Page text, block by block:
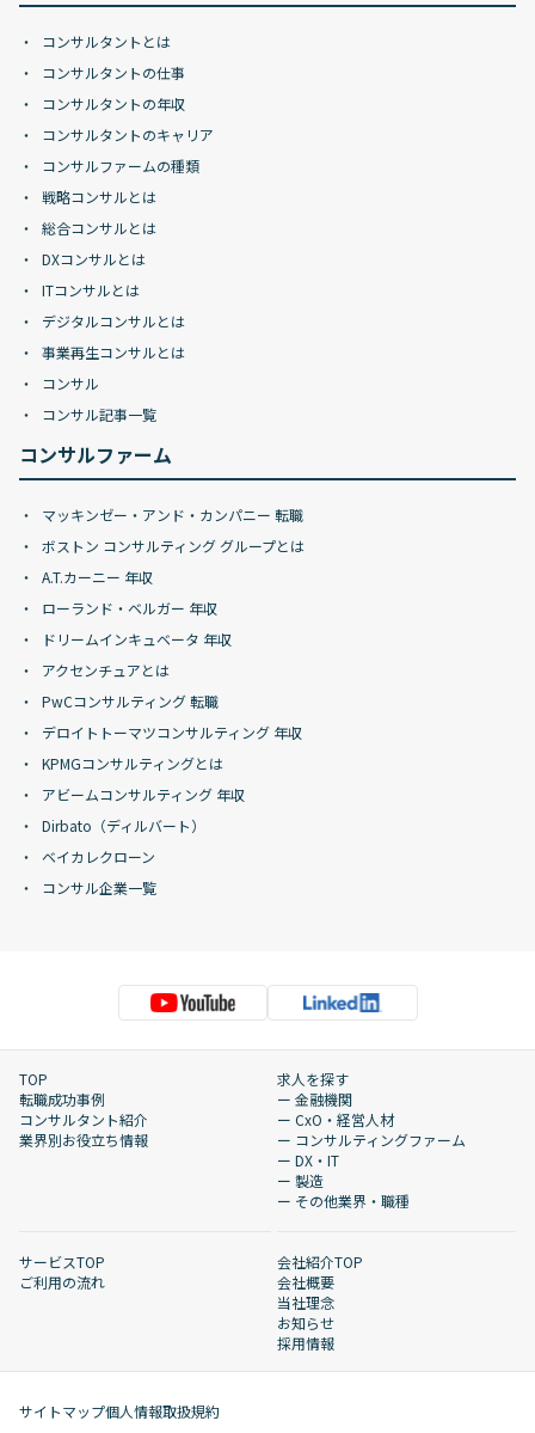
コンサルタントとは
コンサルタントの仕事
コンサルタントの年収
コンサルタントのキャリア
コンサルファームの種類
戦略コンサルとは
総合コンサルとは
DXコンサルとは
ITコンサルとは
デジタルコンサルとは
事業再生コンサルとは
コンサル
コンサル記事一覧
コンサルファーム
マッキンゼー・アンド・カンパニー 転職
ボストン コンサルティング グループとは
A.T.カーニー 年収
ローランド・ベルガー 年収
ドリームインキュベータ 年収
アクセンチュアとは
PwCコンサルティング 転職
デロイトトーマツコンサルティング 年収
KPMGコンサルティングとは
アビームコンサルティング 年収
Dirbato（ディルバート）
ベイカレクローン
コンサル企業一覧
TOP
転職成功事例
コンサルタント紹介
業界別お役立ち情報
求人を探す
ー 金融機関
ー CxO・経営人材
ー コンサルティングファーム
ー DX・IT
ー 製造
ー その他業界・職種
サービスTOP
ご利用の流れ
会社紹介TOP
会社概要
当社理念
お知らせ
採用情報
サイトマップ個人情報取扱規約